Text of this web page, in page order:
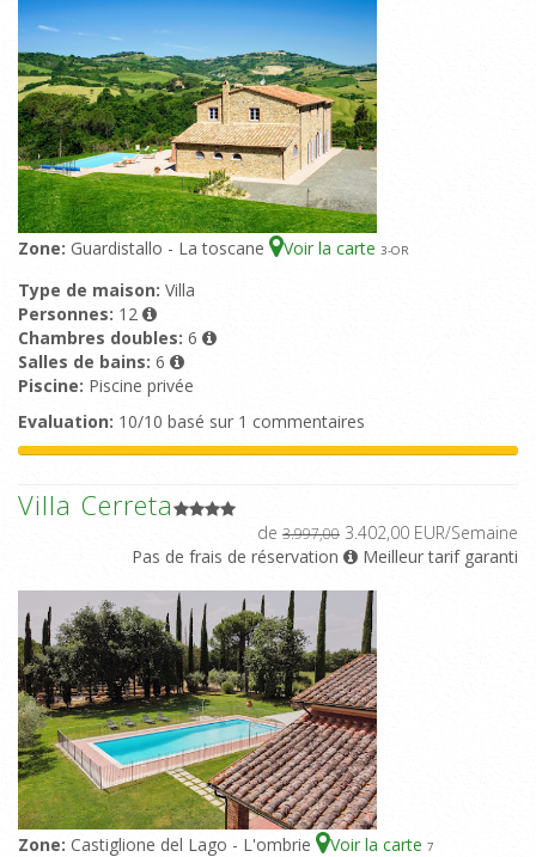
Zone: Guardistallo - La toscane Voir la carte 3-OR
Type de maison: Villa
Personnes: 12
Chambres doubles: 6
Salles de bains: 6
Piscine: Piscine privée
Evaluation: 10/10 basé sur 1 commentaires
Villa Cerreta
de 3.997,00 3.402,00 EUR/Semaine
Pas de frais de réservation
Meilleur tarif garanti
Zone: Castiglione del Lago - L'ombrie Voir la carte 7